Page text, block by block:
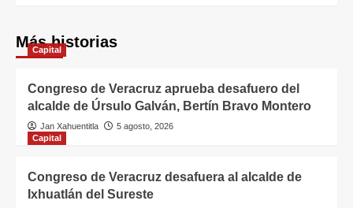
Más historias
Capital
Congreso de Veracruz aprueba desafuero del
alcalde de Úrsulo Galván, Bertín Bravo Montero
Jan Xahuentitla
5 agosto, 2026
Capital
Congreso de Veracruz desafuera al alcalde de
Ixhuatlán del Sureste